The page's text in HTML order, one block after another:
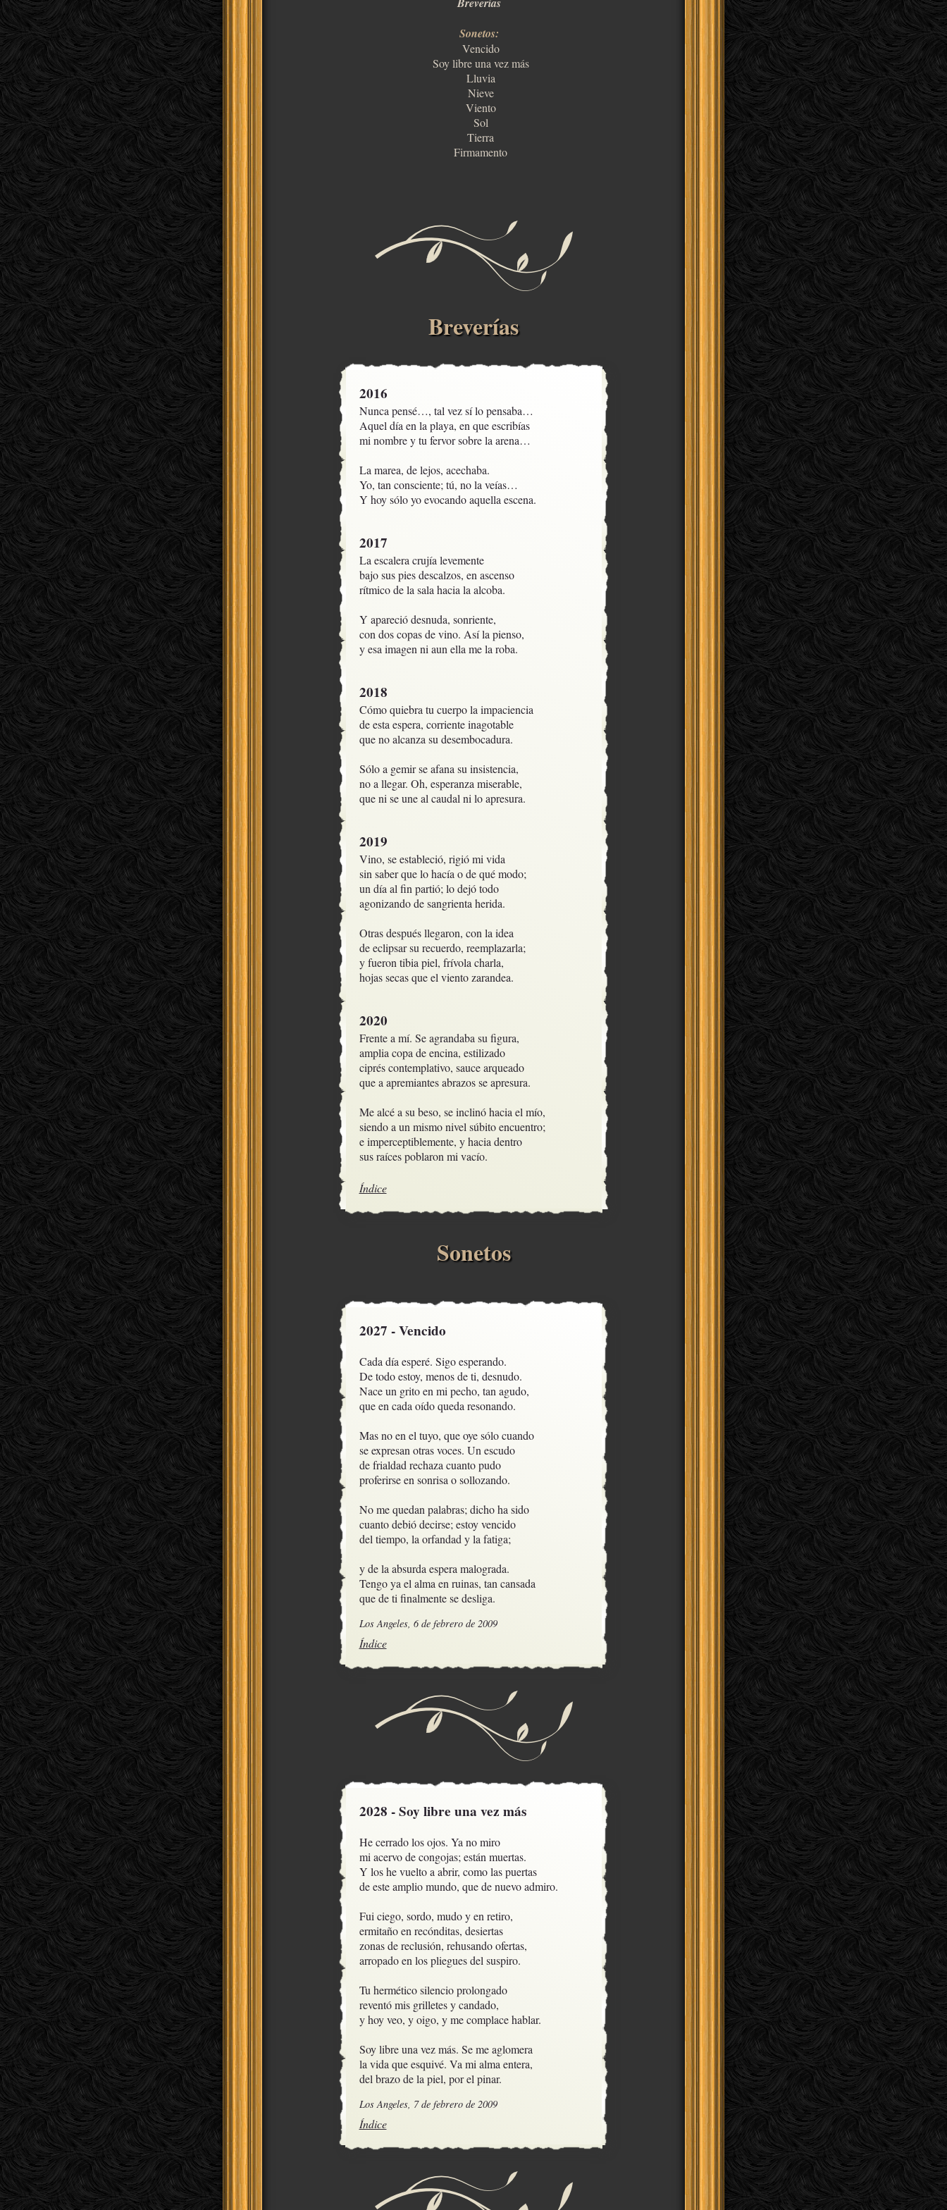
Sonetos:
Vencido
Soy libre una vez más
Lluvia
Nieve
Viento
Sol
Tierra
Firmamento
Breverías
2016
Nunca pensé…, tal vez sí lo pensaba…
Aquel día en la playa, en que escribías
mi nombre y tu fervor sobre la arena…
La marea, de lejos, acechaba.
Yo, tan consciente; tú, no la veías…
Y hoy sólo yo evocando aquella escena.
2017
La escalera crujía levemente
bajo sus pies descalzos, en ascenso
rítmico de la sala hacia la alcoba.
Y apareció desnuda, sonriente,
con dos copas de vino. Así la pienso,
y esa imagen ni aun ella me la roba.
2018
Cómo quiebra tu cuerpo la impaciencia
de esta espera, corriente inagotable
que no alcanza su desembocadura.
Sólo a gemir se afana su insistencia,
no a llegar. Oh, esperanza miserable,
que ni se une al caudal ni lo apresura.
2019
Vino, se estableció, rigió mi vida
sin saber que lo hacía o de qué modo;
un día al fin partió; lo dejó todo
agonizando de sangrienta herida.
Otras después llegaron, con la idea
de eclipsar su recuerdo, reemplazarla;
y fueron tibia piel, frívola charla,
hojas secas que el viento zarandea.
2020
Frente a mí. Se agrandaba su figura,
amplia copa de encina, estilizado
ciprés contemplativo, sauce arqueado
que a apremiantes abrazos se apresura.
Me alcé a su beso, se inclinó hacia el mío,
siendo a un mismo nivel súbito encuentro;
e imperceptiblemente, y hacia dentro
sus raíces poblaron mi vacío.
Índice
Sonetos
2027 - Vencido
Cada día esperé. Sigo esperando.
De todo estoy, menos de ti, desnudo.
Nace un grito en mi pecho, tan agudo,
que en cada oído queda resonando.
Mas no en el tuyo, que oye sólo cuando
se expresan otras voces. Un escudo
de frialdad rechaza cuanto pudo
proferirse en sonrisa o sollozando.
No me quedan palabras; dicho ha sido
cuanto debió decirse; estoy vencido
del tiempo, la orfandad y la fatiga;
y de la absurda espera malograda.
Tengo ya el alma en ruinas, tan cansada
que de ti finalmente se desliga.
Los Angeles, 6 de febrero de 2009
Índice
2028 - Soy libre una vez más
He cerrado los ojos. Ya no miro
mi acervo de congojas; están muertas.
Y los he vuelto a abrir, como las puertas
de este amplio mundo, que de nuevo admiro.
Fui ciego, sordo, mudo y en retiro,
ermitaño en recónditas, desiertas
zonas de reclusión, rehusando ofertas,
arropado en los pliegues del suspiro.
Tu hermético silencio prolongado
reventó mis grilletes y candado,
y hoy veo, y oigo, y me complace hablar.
Soy libre una vez más. Se me aglomera
la vida que esquivé. Va mi alma entera,
del brazo de la piel, por el pinar.
Los Angeles, 7 de febrero de 2009
Índice